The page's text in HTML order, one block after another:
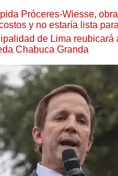
Próceres-Wiesse,
y no estaría lista
de Lima reubicará
Chabuca Granda